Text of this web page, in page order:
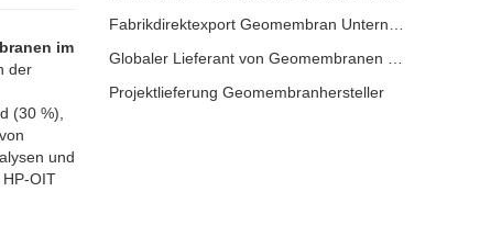
im
der
(30 %),
und
OIT
Projektlieferung Geomembranhersteller